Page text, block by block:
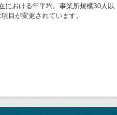
における年平均。事業所規模30人以
目が変更されています。